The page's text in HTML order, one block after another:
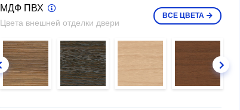
МДФ ПВХ
Цвета внешней отделки двери
ВСЕ ЦВЕТА